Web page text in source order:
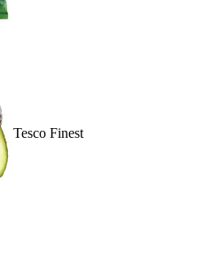
Tesco Finest